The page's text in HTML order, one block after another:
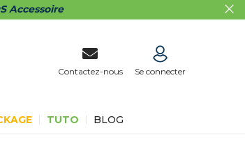
Accessoire
Contactez-nous Se connecter
TUTO BLOG